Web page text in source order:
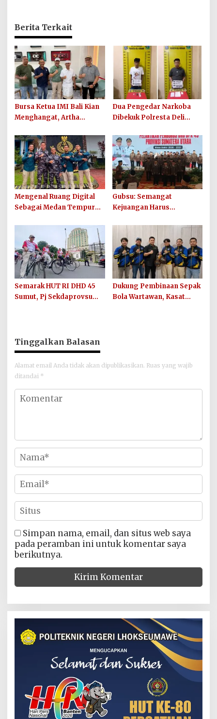
Berita Terkait
Bursa Ketua IMI Bali Kian
Menghangat, Artha
Kesiapan Maju
Dua Pengedar Narkoba
Dibekuk Polresta Deli
Peredaran Sabu Kembali
Digagalkan
Mengenal Ruang Digital
Sebagai Medan Tempur
Mengenal Gencatan
Senjata
Gubsu: Semangat
Kejuangan Harus
Kota Sumut
Semarak HUT RI DHD 45
Sumut, Pj Sekdaprovsu
Dukung Pembinaan Sepak
Bola Wartawan, Kasat
Tinggalkan Balasan
Alamat email Anda tidak akan dipublikasikan. Ruas yang wajib
ditandai *
Simpan nama, email, dan situs web saya
pada peramban ini untuk komentar saya
berikutnya.